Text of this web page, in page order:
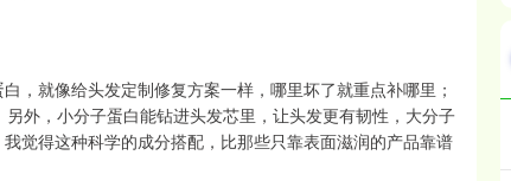
，就像给头发定制修复方案一样，哪里坏了就重点补哪里；
外，小分子蛋白能钻进头发芯里，让头发更有韧性，大分子
觉得这种科学的成分搭配，比那些只靠表面滋润的产品靠谱